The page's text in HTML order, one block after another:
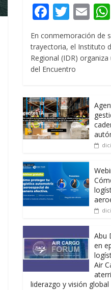
F
e
b
o
o
k
T
itt
er
E
m
ai
l
En conmemoración de
trayectoria, el Instituto
Regional (IDR)
del Encuentro
Abu
en
Air
liderazgo y visión global